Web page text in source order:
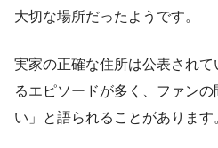
大切な場所だったようです。
実家の正確な住所は公表され
るエピソードが多く、ファン
い」と語られることがあります